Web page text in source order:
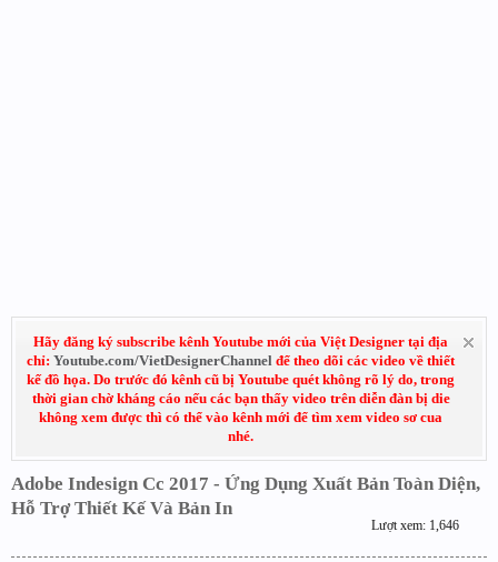
Hãy đăng ký subscribe kênh Youtube mới của Việt Designer tại địa
chỉ: Youtube.com/VietDesignerChannel để theo dõi các video về thiết
kế đồ họa. Do trước đó kênh cũ bị Youtube quét không rõ lý do, trong
thời gian chờ kháng cáo nếu các bạn thấy video trên diễn đàn bị die
không xem được thì có thể vào kênh mới để tìm xem video sơ cua
nhé.
Adobe Indesign Cc 2017 - Ứng Dụng Xuất Bản Toàn Diện,
Hỗ Trợ Thiết Kế Và Bản In
Lượt xem: 1,646